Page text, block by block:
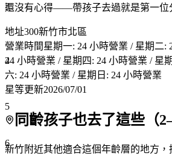
3
4
5
6
還沒有心得——帶孩子去過就是第一位
地址300新竹市北區
營業時間星期一: 24 小時營業 / 星期二:
24 小時營業 / 星期四: 24 小時營業 / 星
六: 24 小時營業 / 星期日: 24 小時營業
星等更新2026/07/01
同齡孩子也去了這些（2
新竹附近其他適合這個年齡層的地方，